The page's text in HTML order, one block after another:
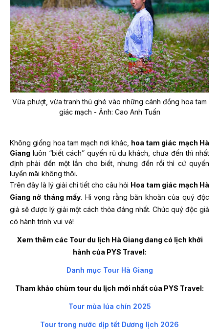
Vừa phượt, vừa tranh thủ ghé vào những cánh đồng hoa tam
giác mạch - Ảnh: Cao Anh Tuấn
Không giống hoa tam mạch nơi khác, hoa tam giác mạch Hà
Giang luôn “biết cách” quyến rũ du khách, chưa đến thì nhất
định phải đến một lần cho biết, nhưng đến rồi thì cứ quyến
luyến mãi không thôi.
Trên đây là lý giải chi tiết cho câu hỏi Hoa tam giác mạch Hà
Giang nở tháng mấy. Hi vọng rằng băn khoăn của quý độc
giả sẽ được lý giải một cách thỏa đáng nhất. Chúc quý độc giả
có hành trình vui vẻ!
Xem thêm các Tour du lịch Hà Giang đang có lịch khởi
hành của PYS Travel:
Danh mục Tour Hà Giang
Tham khảo chùm tour du lịch mới nhất của PYS Travel:
Tour mùa lúa chín 2025
Tour trong nước dịp tết Dương lịch 2026